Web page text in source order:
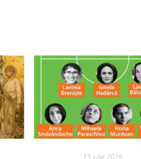
13 iulie 2026